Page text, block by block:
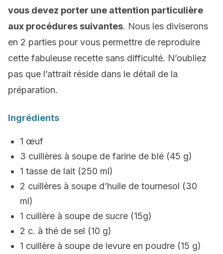
vous devez porter une attention particulière
aux procédures suivantes. Nous les diviserons
en 2 parties pour vous permettre de reproduire
cette fabuleuse recette sans difficulté. N’oubliez
pas que l’attrait réside dans le détail de la
préparation.
Ingrédients
1 œuf
3 cuillères à soupe de farine de blé (45 g)
1 tasse de lait (250 ml)
2 cuillères à soupe d’huile de tournesol (30
ml)
1 cuillère à soupe de sucre (15g)
2 c. à thé de sel (10 g)
1 cuillère à soupe de levure en poudre (15 g)